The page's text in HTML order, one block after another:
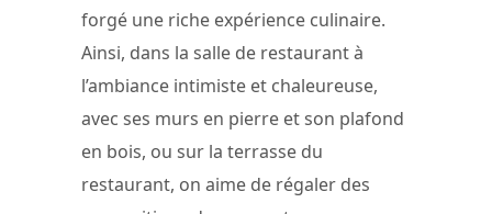
forgé une riche expérience culinaire.
Ainsi, dans la salle de restaurant à
l’ambiance intimiste et chaleureuse,
avec ses murs en pierre et son plafond
en bois, ou sur la terrasse du
restaurant, on aime de régaler des